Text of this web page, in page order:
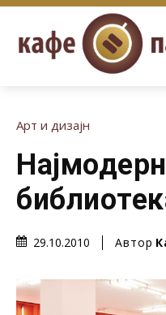
Арт и дизајн
29.10.2010 Автор